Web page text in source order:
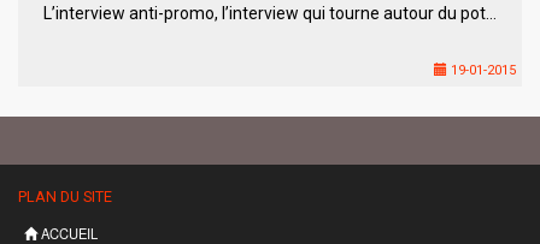
L’interview anti-promo, l’interview qui tourne autour du pot…
19-01-2015
PLAN DU SITE
ACCUEIL